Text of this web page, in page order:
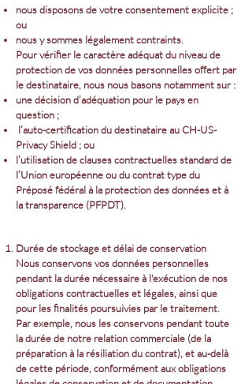
nous disposons de votre consentement explicite ;
ou
nous y sommes légalement contraints.
Pour vérifier le caractère adéquat du niveau de
protection de vos données personnelles offert par
le destinataire, nous nous basons notamment sur :
une décision d’adéquation pour le pays en
question ;
l’auto-certification du destinataire au CH-US-
Privacy Shield ; ou
l’utilisation de clauses contractuelles standard de
l’Union européenne ou du contrat type du
Préposé fédéral à la protection des données et à
la transparence (PFPDT).
Durée de stockage et délai de conservation
Nous conservons vos données personnelles
pendant la durée nécessaire à l'exécution de nos
obligations contractuelles et légales, ainsi que
pour les finalités poursuivies par le traitement.
Par exemple, nous les conservons pendant toute
la durée de notre relation commerciale (de la
préparation à la résiliation du contrat), et au-delà
de cette période, conformément aux obligations